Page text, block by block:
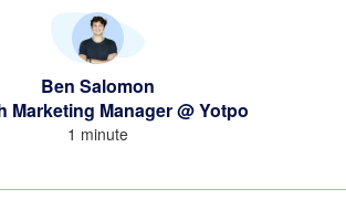
Ben Salomon
Marketing Manager @ Yotpo
1 minute